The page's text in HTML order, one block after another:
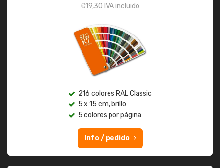
€19,30 IVA incluido
216 colores RAL Classic
5 x 15 cm, brillo
5 colores por página
Info / pedido